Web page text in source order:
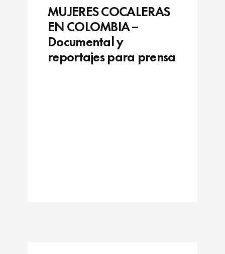
MUJERES COCALERAS
EN COLOMBIA –
Documental y
reportajes para prensa